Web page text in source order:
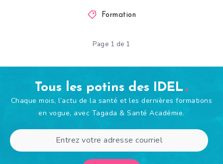
Formation
Page 1 de 1
Tous les potins des IDEL
Chaque mois, l’actu de la santé et les dernières formations
en vogue, avec Tagada & Santé Académie.